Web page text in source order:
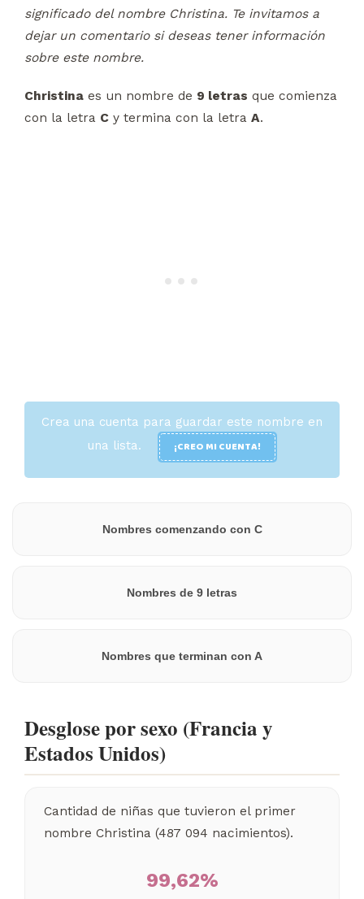
significado del nombre Christina. Te invitamos a
dejar un comentario si deseas tener información
sobre este nombre.
Christina es un nombre de 9 letras que comienza
con la letra C y termina con la letra A.
Crea una cuenta para guardar este nombre en
una lista.
¡CREO MI CUENTA!
Nombres comenzando con C
Nombres de 9 letras
Nombres que terminan con A
Desglose por sexo (Francia y
Estados Unidos)
Cantidad de niñas que tuvieron el primer
nombre Christina (487 094 nacimientos).
99,62%